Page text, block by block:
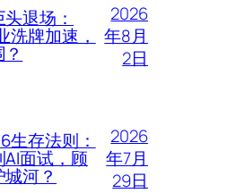
退场：
洗牌加速，
2026
年8月
2日
生存法则：
面试，顾
河？
2026
年7月
29日